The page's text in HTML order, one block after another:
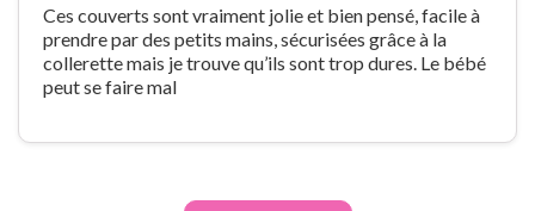
Ces couverts sont vraiment jolie et bien pensé, facile à
prendre par des petits mains, sécurisées grâce à la
collerette mais je trouve qu’ils sont trop dures. Le bébé
peut se faire mal